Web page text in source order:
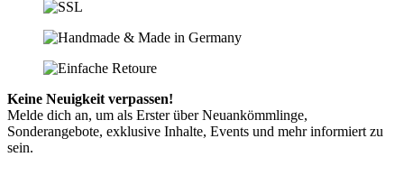
Keine Neuigkeit verpassen!
Melde dich an, um als Erster über Neuankömmlinge,
Sonderangebote, exklusive Inhalte, Events und mehr informiert zu
sein.